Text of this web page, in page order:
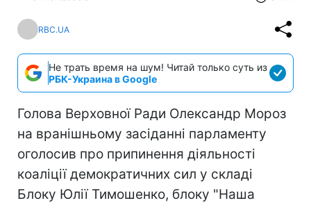
RBC.UA
Не трать время на шум! Читай только суть из
РБК-Украина в Google
Голова Верховної Ради Олександр Мороз
на вранішньому засіданні парламенту
оголосив про припинення діяльності
коаліції демократичних сил у складі
Блоку Юлії Тимошенко, блоку "Наша